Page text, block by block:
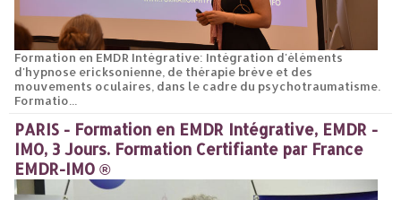
Formation en EMDR Intégrative: Intégration d'éléments
d'hypnose ericksonienne, de thérapie brève et des
mouvements oculaires, dans le cadre du psychotraumatisme.
Formatio...
PARIS - Formation en EMDR Intégrative, EMDR -
IMO, 3 Jours. Formation Certifiante par France
EMDR-IMO ®